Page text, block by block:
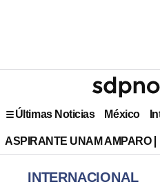
Últimas Noticias México
ASPIRANTE UNAM AMPARO
INTERNACIONAL